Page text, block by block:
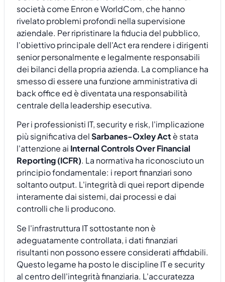
società come Enron e WorldCom, che hanno
rivelato problemi profondi nella supervisione
aziendale. Per ripristinare la fiducia del pubblico,
l'obiettivo principale dell'Act era rendere i dirigenti
senior personalmente e legalmente responsabili
dei bilanci della propria azienda. La compliance ha
smesso di essere una funzione amministrativa di
back office ed è diventata una responsabilità
centrale della leadership esecutiva.
Per i professionisti IT, security e risk, l'implicazione
più significativa delSarbanes-Oxley Act è stata
l'attenzione ai Internal Controls Over Financial
Reporting (ICFR). La normativa ha riconosciuto un
principio fondamentale: i report finanziari sono
soltanto output. L'integrità di quei report dipende
interamente dai sistemi, dai processi e dai
controlli che li producono.
Se l'infrastruttura IT sottostante non è
adeguatamente controllata, i dati finanziari
risultanti non possono essere considerati affidabili.
Questo legame ha posto le discipline IT e security
al centro dell'integrità finanziaria. L'accuratezza